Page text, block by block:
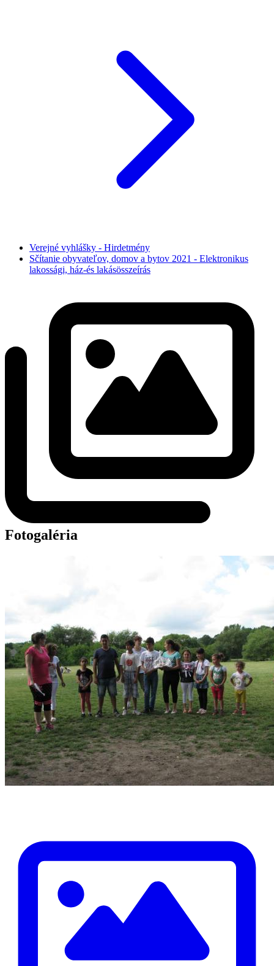
Verejné vyhlášky - Hirdetmény
Sčítanie obyvateľov, domov a bytov 2021 - Elektronikus
lakossági, ház-és lakásösszeírás
Fotogaléria